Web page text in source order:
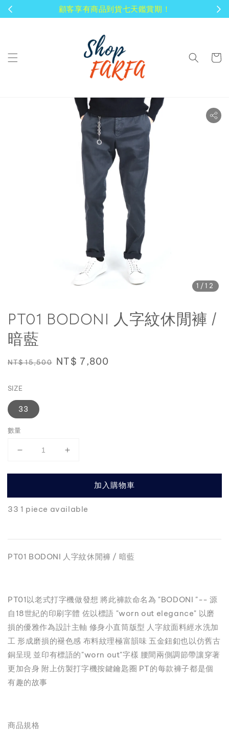
顧客享有商品到貨七天鑑賞期！
1 /12
PT01 BODONI 人字紋休閒褲 /
暗藍
Regular
NT$ 15,500 Sale
NT$ 7,800
SIZE
33
數量
加入購物車
33 1 piece available
PT01 BODONI 人字紋休閒褲 / 暗藍
PT01以老式打字機做發想 將此褲款命名為 "BODONI "-- 源
自18世紀的印刷字體 佐以標語 "worn out elegance" 以磨
損的優雅作為設計主軸 修身小直筒版型 人字紋面料經水洗加
工 形成磨損的褪色感 布料紋理極富韻味 五金鈕釦也以仿舊古
銅呈現 並印有標語的"worn out"字樣 腰間兩側調節帶讓穿著
更加合身 附上仿製打字機按鍵鑰匙圈 PT的每款褲子都是個
有趣的故事
商品規格